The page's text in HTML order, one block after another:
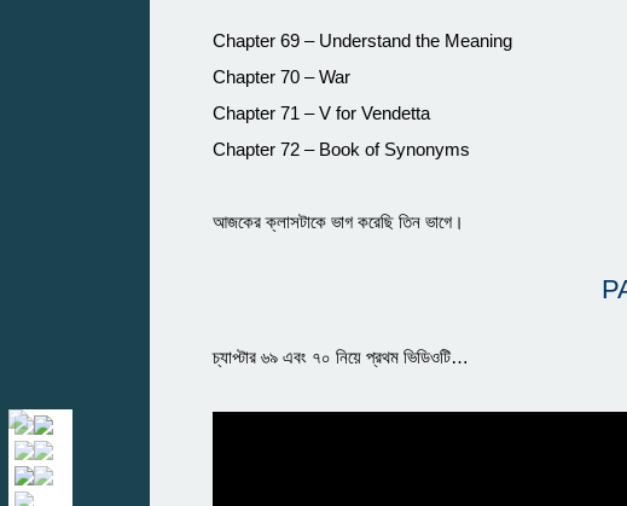
Chapter 69 – Understand the Meaning
Chapter 70 – War
Chapter 71 – V for Vendetta
Chapter 72 – Book of Synonyms
আজকের ক্লাসটাকে ভাগ করেছি তিন ভাগে।
চ্যাপ্টার ৬৯ এবং ৭০ নিয়ে প্রথম ভিডিওটি…